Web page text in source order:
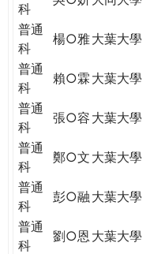
科
普通
科
楊○雅大葉大學
普通
科
賴○霖 大葉大學
普通
科
張○容 大葉大學
普通
科
鄭○文 大葉大學
普通
科
彭○融 大葉大學
普通
科
劉○恩 大葉大學